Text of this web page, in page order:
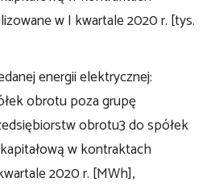
w I kwartale 2020 r. [tys.
energii elektrycznej:
obrotu poza grupę
obrotu3 do spółek
w kontraktach
2020 r. [MWh],